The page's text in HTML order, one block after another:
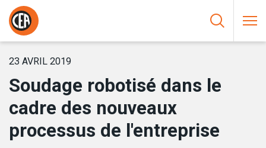
Aller au contenu
HOME/
DES NOUVEAUX PROCESSUS DE L’ENTREPRISE
23 AVRIL 2019
Soudage robotisé dans le
cadre des nouveaux
processus de l'entreprise